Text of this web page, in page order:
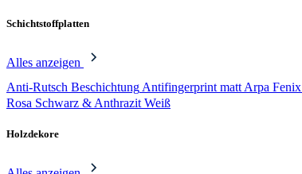
Schichtstoffplatten
Alles anzeigen
Anti-Rutsch Beschichtung Antifingerprint matt Arpa Fenix
Rosa Schwarz & Anthrazit Weiß
Holzdekore